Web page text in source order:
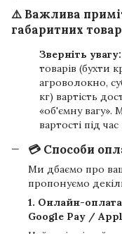
⚠️ Важлива
габаритних
Зверніть увагу:
товарів (бухти
агроволокно,
кг) вартість
«об'ємну вагу».
вартості під
💳 Способи
Ми дбаємо про
пропонуємо
1. Онлайн-
Google Pay /